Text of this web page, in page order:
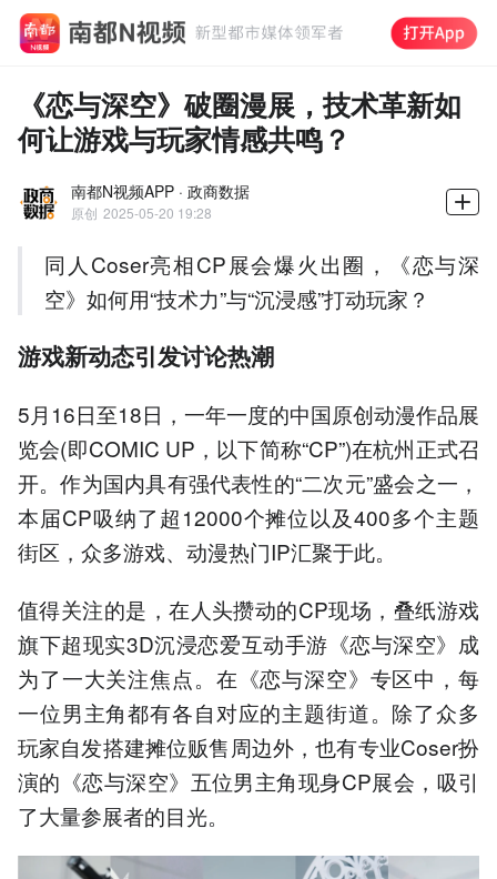
《恋与深空》破圈漫展，技术革新如
何让游戏与玩家情感共鸣？
南都N视频APP · 政商数据
原创 2025-05-20 19:28
同人Coser亮相CP展会爆火出圈，《恋与深
空》如何用“技术力”与“沉浸感”打动玩家？
游戏新动态引发讨论热潮
5月16日至18日，一年一度的中国原创动漫作品展
览会(即COMIC UP，以下简称“CP”)在杭州正式召
开。作为国内具有强代表性的“二次元”盛会之一，
本届CP吸纳了超12000个摊位以及400多个主题
街区，众多游戏、动漫热门IP汇聚于此。
值得关注的是，在人头攒动的CP现场，叠纸游戏
旗下超现实3D沉浸恋爱互动手游《恋与深空》成
为了一大关注焦点。在《恋与深空》专区中，每
一位男主角都有各自对应的主题街道。除了众多
玩家自发搭建摊位贩售周边外，也有专业Coser扮
演的《恋与深空》五位男主角现身CP展会，吸引
了大量参展者的目光。